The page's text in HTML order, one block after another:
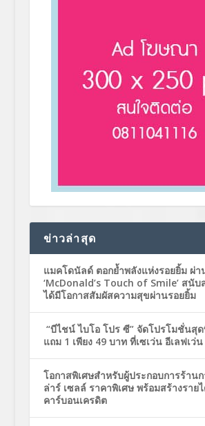
ข่าวล่าสุด
แมคโดนัลด์ ตอกย้ำพลังแห่งรอยยิ้ม ผ่
‘McDonald’s Touch of Smile’ สนั
ได้มีโอกาสสัมผัสความสุขผ่านรอยยิ้ม
“บีไชน์ ไบโอ โปร ซี” จัดโปรโมชั่นสุด
แถม 1 เพียง 49 บาท ที่เซเว่น อีเลฟเว่น
โอกาสพิเศษสำหรับผู้ประกอบการร้าน
ล่าร์ เซลล์ ราคาพิเศษ พร้อมสร้างราย
คาร์บอนเครดิต